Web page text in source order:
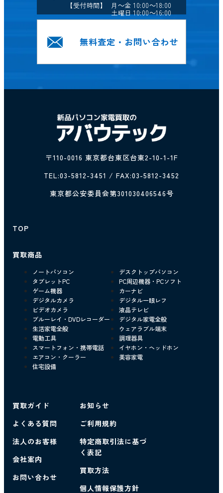
【受付時間】 月～金 10:00～18:00
土曜日 10:00～16:00
無料査定・お問い合わせ
〒110-0016 東京都台東区台東2-10-1-1F
TEL:03-5812-3451 / FAX:03-5812-3452
東京都公安委員会第301030406546号
TOP
買取商品
ノートパソコン
デスクトップパソコン
タブレットPC
PC周辺機器・PCソフト
ゲーム機器
カーナビ
デジタルカメラ
デジタル一眼レフ
ビデオカメラ
液晶テレビ
ブルーレイ・DVDレコーダー
デジタル家電全般
生活家電全般
ウェアラブル端末
電動工具
調理器具
スマートフォン・携帯電話
イヤホン・ヘッドホン
エアコン・クーラー
美容家電
住宅設備
買取ガイド
よくある質問
法人のお客様
会社案内
お問い合わせ
お知らせ
ご利用規約
特定商取引法に基づ
く表記
買取方法
個人情報保護方針